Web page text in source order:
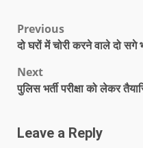
Previous
दो घरों में चोरी करने वाले दो सगे
Next
पुलिस भर्ती परीक्षा को लेकर
Leave a Reply